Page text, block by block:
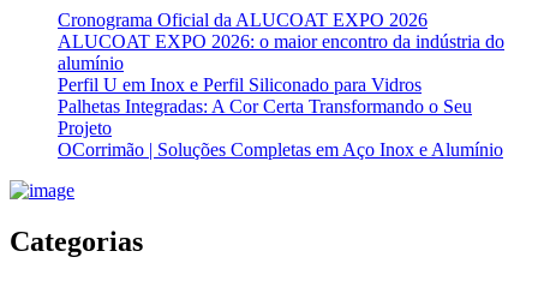
Cronograma Oficial da ALUCOAT EXPO 2026
ALUCOAT EXPO 2026: o maior encontro da indústria do
alumínio
Perfil U em Inox e Perfil Siliconado para Vidros
Palhetas Integradas: A Cor Certa Transformando o Seu
Projeto
OCorrimão | Soluções Completas em Aço Inox e Alumínio
Categorias